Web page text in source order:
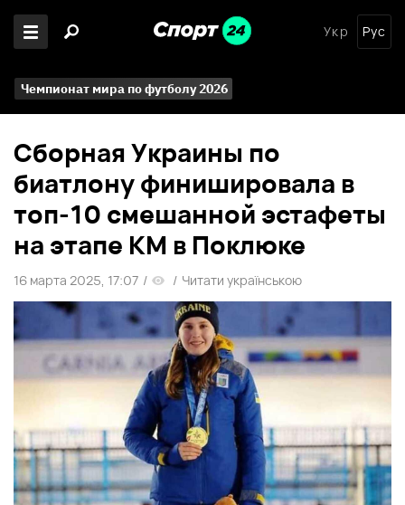
Укр Рус
Чемпионат мира по футболу 2026
Сборная Украины по
биатлону финишировала в
топ-10 смешанной эстафеты
на этапе КМ в Поклюке
16 марта 2025, 17:07 / / Читати українською